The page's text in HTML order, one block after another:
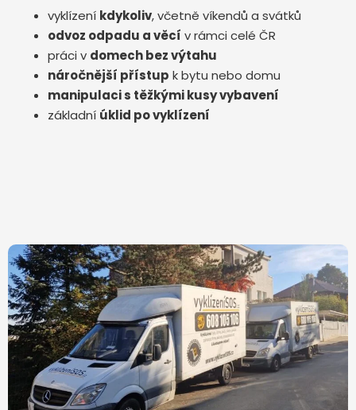
vyklízení kdykoliv, včetně víkendů a svátků
odvoz odpadu a věcí v rámci celé ČR
práci v domech bez výtahu
náročnější přístup k bytu nebo domu
manipulaci s těžkými kusy vybavení
základní úklid po vyklízení